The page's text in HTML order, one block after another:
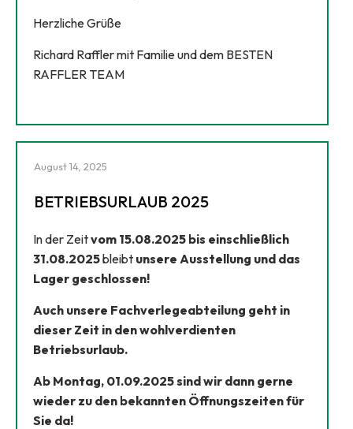
Herzliche Grüße
Richard Raffler mit Familie und dem BESTEN
RAFFLER TEAM
August 14, 2025
BETRIEBSURLAUB 2025
In der Zeitvom 15.08.2025 bis einschließlich
31.08.2025bleibt unsere Ausstellung und das
Lager geschlossen!
Auch unsere Fachverlegeabteilung geht in
dieser Zeit in den wohlverdienten
Betriebsurlaub.
Ab Montag, 01.09.2025 sind wir dann gerne
wieder zu den bekannten Öffnungszeiten für
Sie da!